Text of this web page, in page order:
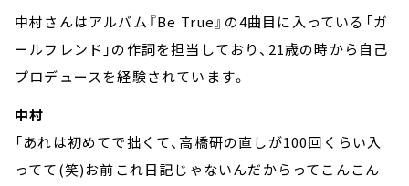
中村さんはアルバム『Be True』の4曲目に入っている「ガ
ールフレンド」の作詞を担当しており、21歳の時から自己
プロデュースを経験されています。
中村
「あれは初めてで拙くて、高橋研の直しが100回くらい入
ってて(笑)お前これ日記じゃないんだからってこんこん